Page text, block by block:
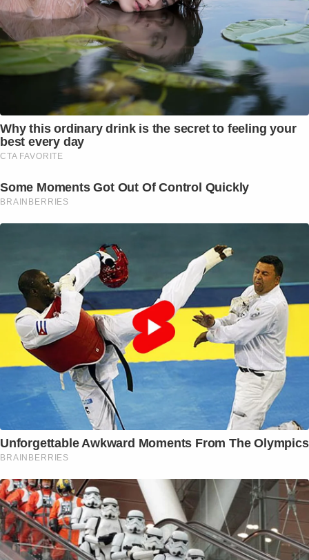
Why this ordinary drink is the secret to feeling your
best every day
CTA FAVORITE
Some Moments Got Out Of Control Quickly
BRAINBERRIES
Unforgettable Awkward Moments From The Olympics
BRAINBERRIES